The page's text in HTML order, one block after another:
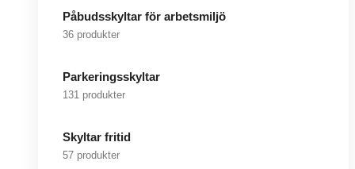
Påbudsskyltar för arbetsmiljö
36 produkter
Parkeringsskyltar
131 produkter
Skyltar fritid
57 produkter